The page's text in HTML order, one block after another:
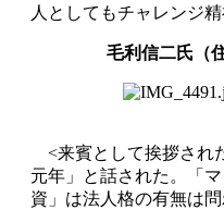
人としてもチャレンジ
毛利信二氏（
<来賓として挨拶され
元年」と話された。「
資」は法人格の有無は